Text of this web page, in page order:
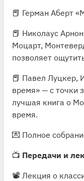
📕 Герман Аберт
📕 Николаус
Моцарт,
позволяет
📕 Павел Луцкер,
время» — с точки
лучшая книга о
время.
💌 Полное
📺 Передачи и
📽 Лекция о